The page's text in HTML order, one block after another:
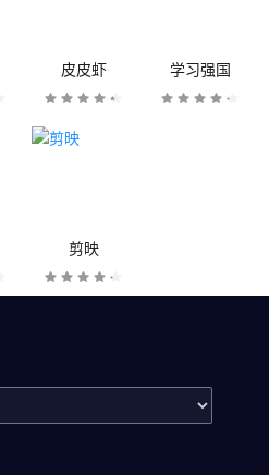
皮皮虾 学习强国
剪映